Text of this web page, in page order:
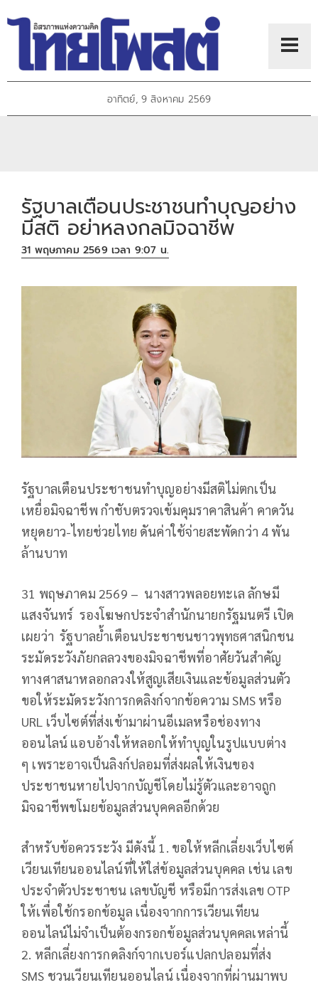
อาทิตย์, 9 สิงหาคม 2569
รัฐบาลเตือนประชาชนทำบุญอย่าง
มีสติ อย่าหลงกลมิจฉาชีพ
31 พฤษภาคม 2569 เวลา 9:07 น.
รัฐบาลเตือนประชาชนทำบุญอย่างมีสติไม่ตกเป็น
เหยื่อมิจฉาชีพ กำชับตรวจเข้มคุมราคาสินค้า คาดวัน
หยุดยาว-ไทยช่วยไทย ดันค่าใช้จ่ายสะพัดกว่า 4 พัน
ล้านบาท
31 พฤษภาคม 2569 – นางสาวพลอยทะเล ลักษมี
แสงจันทร์ รองโฆษกประจำสำนักนายกรัฐมนตรี เปิด
เผยว่า รัฐบาลย้ำเตือนประชาชนชาวพุทธศาสนิกชน
ระมัดระวังภัยกลลวงของมิจฉาชีพที่อาศัยวันสำคัญ
ทางศาสนาหลอกลวงให้สูญเสียเงินและข้อมูลส่วนตัว
ขอให้ระมัดระวังการกดลิงก์จากข้อความ SMS หรือ
URL เว็บไซต์ที่ส่งเข้ามาผ่านอีเมลหรือช่องทาง
ออนไลน์ แอบอ้างให้หลอกให้ทำบุญในรูปแบบต่าง
ๆ เพราะอาจเป็นลิงก์ปลอมที่ส่งผลให้เงินของ
ประชาชนหายไปจากบัญชีโดยไม่รู้ตัวและอาจถูก
มิจฉาชีพขโมยข้อมูลส่วนบุคคลอีกด้วย
สำหรับข้อควรระวัง มีดังนี้ 1. ขอให้หลีกเลี่ยงเว็บไซต์
เวียนเทียนออนไลน์ที่ให้ใส่ข้อมูลส่วนบุคคล เช่น เลข
ประจำตัวประชาชน เลขบัญชี หรือมีการส่งเลข OTP
ให้เพื่อใช้กรอกข้อมูล เนื่องจากการเวียนเทียน
ออนไลน์ไม่จำเป็นต้องกรอกข้อมูลส่วนบุคคลเหล่านี้
2. หลีกเลี่ยงการกดลิงก์จากเบอร์แปลกปลอมที่ส่ง
SMS ชวนเวียนเทียนออนไลน์ เนื่องจากที่ผ่านมาพบ